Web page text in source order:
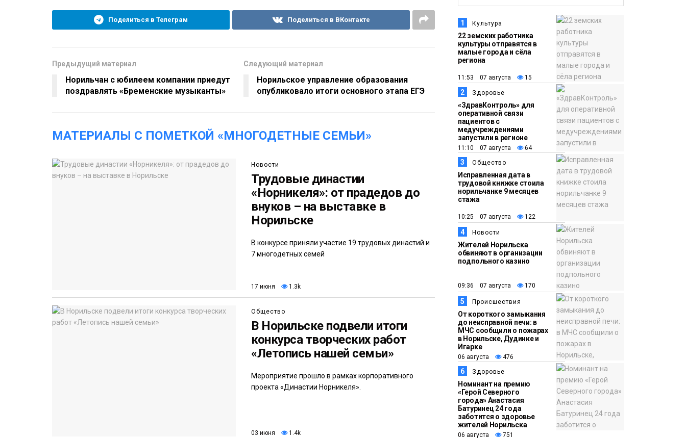
Поделиться в Телеграм Поделиться в ВКонтакте
Предыдущий материал
Норильчан с юбилеем компании приедут
поздравлять «Бременские музыканты»
Следующий материал
Норильское управление образования
опубликовало итоги основного этапа ЕГЭ
МАТЕРИАЛЫ С ПОМЕТКОЙ «МНОГОДЕТНЫЕ СЕМЬИ»
Новости
Трудовые династии
«Норникеля»: от прадедов до
внуков – на выставке в
Норильске
В конкурсе приняли участие 19 трудовых династий и
7 многодетных семей
17 июня 1.3k
Общество
В Норильске подвели итоги
конкурса творческих работ
«Летопись нашей семьи»
Мероприятие прошло в рамках корпоративного
проекта «Династии Норникеля».
03 июня 1.4k
Культура
16:39
06 августа
Новости
Фонд «Наш Норильск»
запускает осеннюю
кампанию по
поддержке
соцпроектов
15:57
06 августа
Новости
Первый юбилей
«Башни» отпразднуют
в Норильске: гостей
ждут фестиваль,
квест и многое другое
06 августа
Образование
Как устроено
школьное питание в
Норильске: льготы,
меню и порядок
оплаты
1 Культура
22 земских работника
культуры отправятся в
малые города и сёла
региона
11:53 07 августа 15
2 Здоровье
«ЗдравКонтроль» для
оперативной связи
пациентов с
медучреждениями
запустили в регионе
11:10 07 августа 64
3 Общество
Исправленная дата в
трудовой книжке стоила
норильчанке 9 месяцев
стажа
10:25 07 августа 122
4 Новости
Жителей Норильска
обвиняют в организации
подпольного казино
09:36 07 августа 170
5 Происшествия
От короткого замыкания
до неисправной печи: в
МЧС сообщили о пожарах
в Норильске, Дудинке и
Игарке
06 августа 476
6 Здоровье
Номинант на премию
«Герой Северного
города» Анастасия
Батуринец 24 года
заботится о здоровье
жителей Норильска
06 августа 751